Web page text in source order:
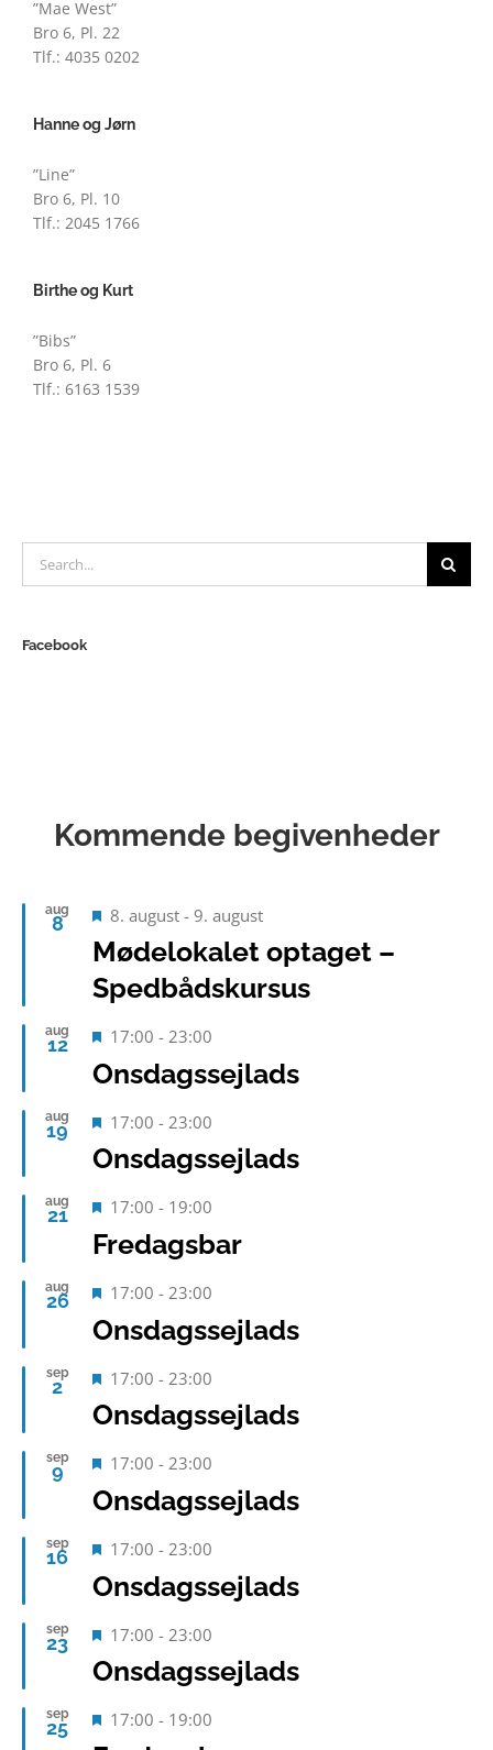
”Mae West”
Bro 6, Pl. 22
Tlf.: 4035 0202
Hanne og Jørn
”Line”
Bro 6, Pl. 10
Tlf.: 2045 1766
Birthe og Kurt
”Bibs”
Bro 6, Pl. 6
Tlf.: 6163 1539
for:
Facebook
Kommende begivenheder
aug
8 Fremhævet
8. august-9. august
Mødelokalet optaget –
Spedbådskursus
aug
12 Fremhævet
17:00 -23:00
Onsdagssejlads
aug
19 Fremhævet
17:00 -23:00
Onsdagssejlads
aug
21 Fremhævet
17:00 - 19:00
Fredagsbar
aug
26 Fremhævet
17:00 -23:00
Onsdagssejlads
sep
2 Fremhævet
17:00 -23:00
Onsdagssejlads
sep
9 Fremhævet
17:00 -23:00
Onsdagssejlads
sep
16 Fremhævet
17:00 -23:00
Onsdagssejlads
sep
23 Fremhævet
17:00 -23:00
Onsdagssejlads
sep
25 Fremhævet
17:00 - 19:00